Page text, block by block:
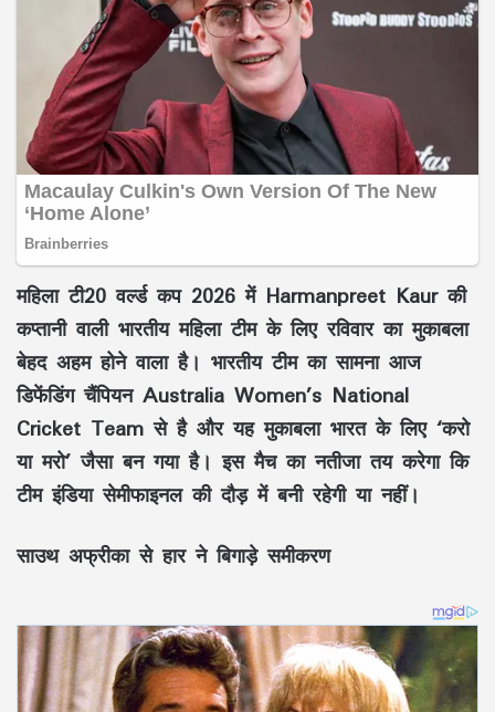
महिला टी20 वर्ल्ड कप 2026 में Harmanpreet Kaur की
कप्तानी वाली भारतीय महिला टीम के लिए रविवार का मुकाबला
बेहद अहम होने वाला है। भारतीय टीम का सामना आज
डिफेंडिंग चैंपियन Australia Women’s National
Cricket Team से है और यह मुकाबला भारत के लिए ‘करो
या मरो’ जैसा बन गया है। इस मैच का नतीजा तय करेगा कि
टीम इंडिया सेमीफाइनल की दौड़ में बनी रहेगी या नहीं।
साउथ अफ्रीका से हार ने बिगाड़े समीकरण